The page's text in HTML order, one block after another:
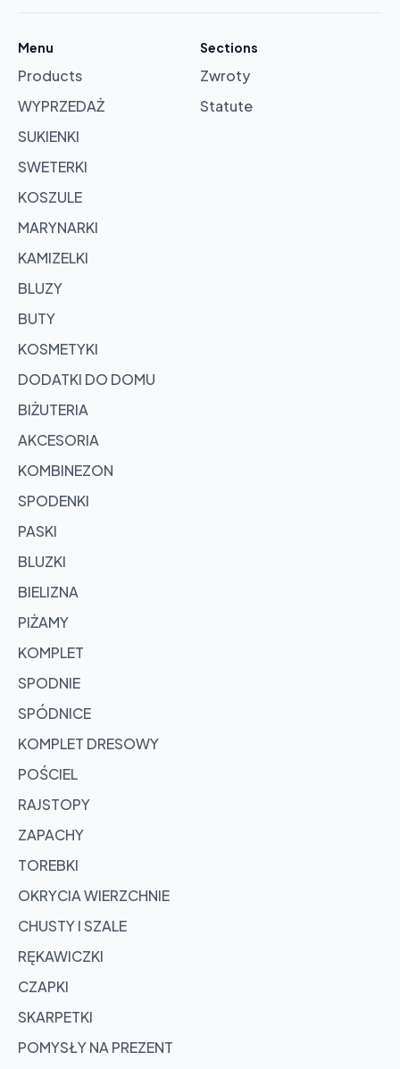
Browse
products
Menu
Products
WYPRZEDAŻ
SUKIENKI
SWETERKI
KOSZULE
MARYNARKI
KAMIZELKI
BLUZY
BUTY
KOSMETYKI
DODATKI DO DOMU
BIŻUTERIA
AKCESORIA
KOMBINEZON
SPODENKI
PASKI
BLUZKI
BIELIZNA
PIŻAMY
KOMPLET
SPODNIE
SPÓDNICE
KOMPLET DRESOWY
POŚCIEL
RAJSTOPY
ZAPACHY
TOREBKI
OKRYCIA WIERZCHNIE
CHUSTY I SZALE
RĘKAWICZKI
CZAPKI
SKARPETKI
POMYSŁY NA PREZENT
Sections
Zwroty
Statute